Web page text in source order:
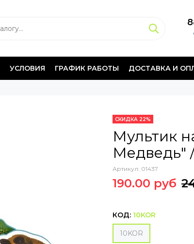
УСЛОВИЯ ГРАФИК РАБОТЫ ДОСТАВКА И
СКИДКА 22%
Мультик
Медведь"
Артикул: 01437
190.00 руб
КОД: 10KOR
10KOR